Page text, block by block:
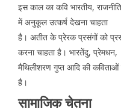
इस काल का कवि भारतीय,
में अनुकूल उत्कर्ष देखना चाहता
है। अतीत के प्रेरक प्रसंगों को
करना चाहता है। भारतेंदु, प्रेमधन,
मैथिलीशरण गुप्त आदि की
है।
सामाजिक चेतना